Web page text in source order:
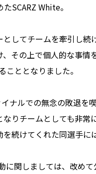
SCARZ White。
してチームを牽引し
その上で個人的な事
こととなりました。
ナルでの無念の敗退を
りチームとしても非
続けてくれた同選手に
関しましては、改めて